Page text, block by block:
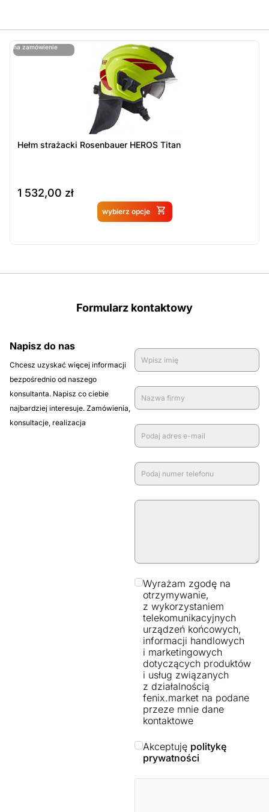
na zamówienie
ostatnie sztuki
Hełm strażacki Rosenbauer HEROS Titan
1 532,00 zł
wybierz opcje
Produkt dostępny na
Formularz kontaktowy
Napisz do nas
Chcesz uzyskać więcej informacji
bezpośrednio od naszego
konsultanta. Napisz co ciebie
najbardziej interesuje. Zamówienia,
konsultacje, realizacja
Wyrażam zgodę na
otrzymywanie,
z wykorzystaniem
telekomunikacyjnych
urządzeń końcowych,
informacji handlowych
i marketingowych
dotyczących produktów
i usług związanych
z działalnością
fenix.market na podane
przeze mnie dane
kontaktowe
Akceptuję politykę
prywatności